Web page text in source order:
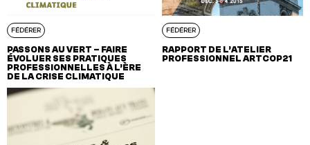
FÉDÉRER
PASSONS AU VERT – FAIRE
ÉVOLUER SES PRATIQUES
PROFESSIONNELLES À L’ÈRE
DE LA CRISE CLIMATIQUE
FÉDÉRER
RAPPORT DE L’ATELIER
PROFESSIONNEL ARTCOP21